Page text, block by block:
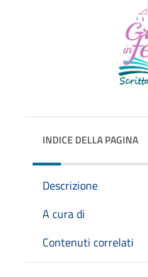
INDICE DELLA PAGINA
Descrizione
A cura di
Contenuti correlati